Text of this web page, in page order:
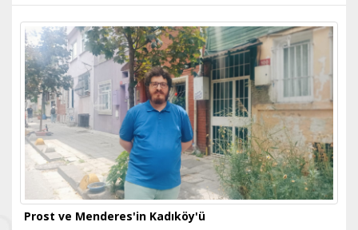
Prost ve Menderes'in Kadıköy'ü